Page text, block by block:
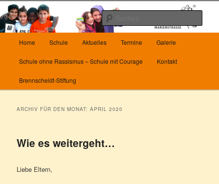
Zum
Inhalt
wechseln
Zum
sekundären
Inhalt
wechselnDie Grundschule Marienstrasse in
Wuppertal
Herzlich Willkommen auf unserer Homepage
Home Schule Aktuelles Termine Galerie
Schule ohne Rassismus – Schule mit Courage Kontakt
Brennscheidt-Stiftung
ARCHIV FÜR DEN MONAT:APRIL 2020
Wie es weitergeht…
Liebe Eltern,